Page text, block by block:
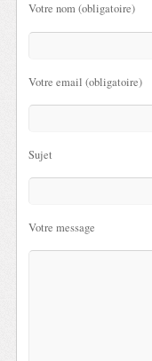
Votre nom (obligatoire)
Votre email (obligatoire)
Sujet
Votre message